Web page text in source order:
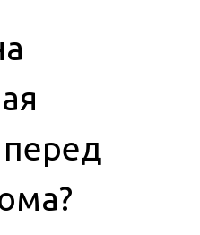
перед